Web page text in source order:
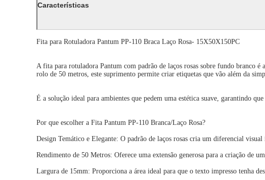
Características
Fita para Rotuladora Pantum PP-110 Braca Laço Rosa- 15X50X150PC
A fita para rotuladora Pantum com padrão de laços rosas sobre fundo branco
rolo de 50 metros, este suprimento permite criar etiquetas que vão além da
É a solução ideal para ambientes que pedem uma estética suave, garantindo
Por que escolher a Fita Pantum PP-110 Branca/Laço Rosa?
Design Temático e Elegante: O padrão de laços rosas cria um diferencial
Rendimento de 50 Metros: Oferece uma extensão generosa para a criação de
Largura de 15mm: Proporciona a área ideal para que o texto impresso tenha